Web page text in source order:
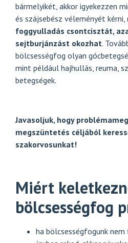
bármelyikét, akkor igyekezzen
és szájsebész véleményét
foggyulladás csontcisztát,
sejtburjánzást okozhat.
bölcsességfog olyan
mint például hajhullás, reuma,
betegségek.
Javasoljuk, hogy
megszüntetés céljából
szakorvosunkat!
Miért
bölcsességfog
ha bölcsességfogunk